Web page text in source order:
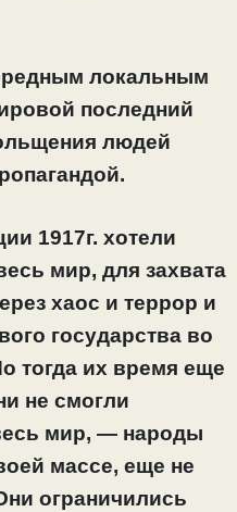
локальным
последний
людей
1917г. хотели
мир, для захвата
хаос и террор и
государства во
тогда их время еще
не смогли
мир, — народы
массе, еще не
ограничились